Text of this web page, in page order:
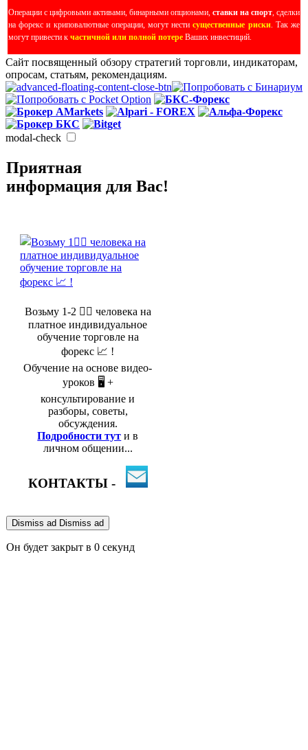
Операции с цифровыми активами, бинарными опционами, ставки на спорт, сделки
на форекс и криповалютные операции, могут нестисущественные риски. Так же
могут привести к частичной или полной потере Ваших инвестиций.
Сайт посвященный обзору стратегий торговли, индикаторам,
опросам, статьям, рекомендациям.
modal-check
Приятная
информация для Вас!
Возьму 1-2 🤵‍♂️ человека на
платное индивидуальное
обучение торговле на
форекс 📈 !
Обучение на основе видео-
уроков 🖥️ +
консультирование и
разборы, советы,
обсуждения.
Подробности тут и в
личном общении...
КОНТАКТЫ -
Dismiss ad Dismiss ad
Он будет закрыт в 0 секунд